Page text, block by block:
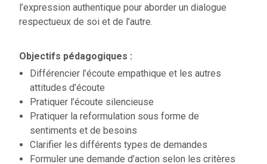
l’expression authentique pour aborder un dialogue
respectueux de soi et de l’autre.
Objectifs pédagogiques :
Différencier l’écoute empathique et les autres
attitudes d’écoute
Pratiquer l’écoute silencieuse
Pratiquer la reformulation sous forme de
sentiments et de besoins
Clarifier les différents types de demandes
Formuler une demande d’action selon les critères